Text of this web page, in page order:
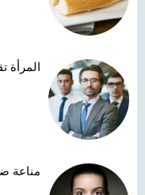
المرأة
مناعة